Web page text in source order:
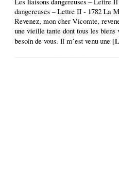
dangereuses – Lettre II - 1782 La
Revenez, mon cher Vicomte,
une vieille tante dont tous les
besoin de vous. Il m’est venu une [